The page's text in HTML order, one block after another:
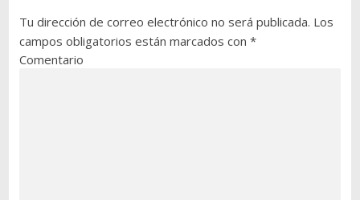
Tu dirección de correo electrónico no será publicada. Los
campos obligatorios están marcados con *
Comentario